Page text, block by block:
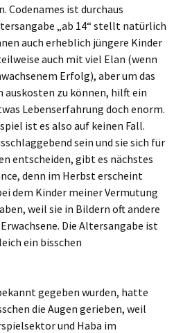
Codenames ist durchaus
„ab 14“ stellt natürlich
auch erheblich jüngere Kinder
auch mit viel Elan (wenn
Erfolg), aber um das
zu können, hilft ein
Lebenserfahrung doch enorm.
ist es also auf keinen Fall.
sein und sie sich für
entscheiden, gibt es nächstes
denn im Herbst erscheint
dem Kinder meiner Vermutung
weil sie in Bildern oft andere
Die Altersangabe ist
ein bisschen
gegeben wurden, hatte
die Augen gerieben, weil
und Haba im